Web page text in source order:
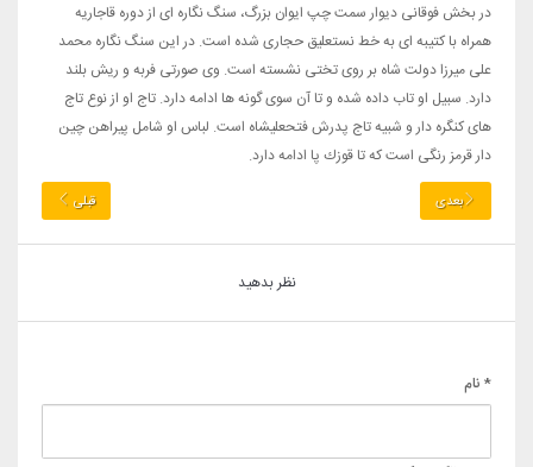
در بخش فوقانی دیوار سمت چپ ایوان بزرگ، سنگ نگاره ای از دوره قاجاریه
همراه با كتیبه ای به خط نستعلیق حجاری شده است. در این سنگ نگاره محمد
علی میرزا دولت شاه بر روی تختی نشسته است. وی صورتی فربه و ریش بلند
دارد. سبیل او تاب داده شده و تا آن سوی گونه ها ادامه دارد. تاج او از نوع تاج
های كنگره دار و شبیه تاج پدرش فتحعلیشاه است. لباس او شامل پیراهن چین
دار قرمز رنگی است كه تا قوزك پا ادامه دارد.
بعدی قبلی
نظر بدهید
* نام